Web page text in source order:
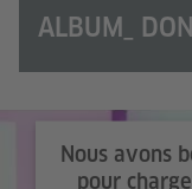
ALBUM_
Nous avons
pour